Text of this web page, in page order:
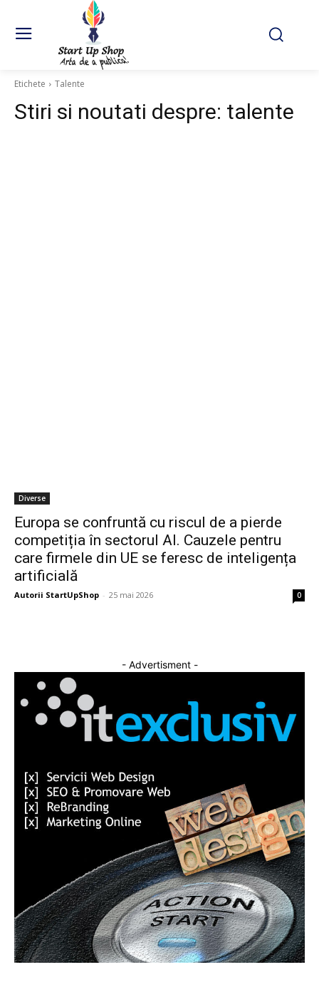
Etichete Talente
Stiri si noutati despre: talente
Diverse
Europa se confruntă cu riscul de a pierde
competiția în sectorul AI. Cauzele pentru
care firmele din UE se feresc de inteligența
artificială
Autorii StartUpShop - 25 mai 2026 0
- Advertisment -